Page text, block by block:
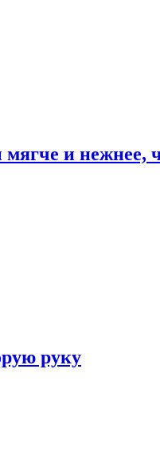
и нежнее,
руку